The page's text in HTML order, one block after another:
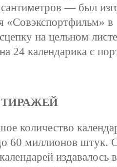
— был
«Совэкспортфильм» в
на цельном
24 календарика с
количество
миллионов штук.